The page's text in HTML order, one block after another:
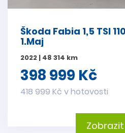
Škoda Fabia 1,5 TSI
1.Maj
2022 | 48 314 km
398 999 Kč
418 999 Kč v hotovosti